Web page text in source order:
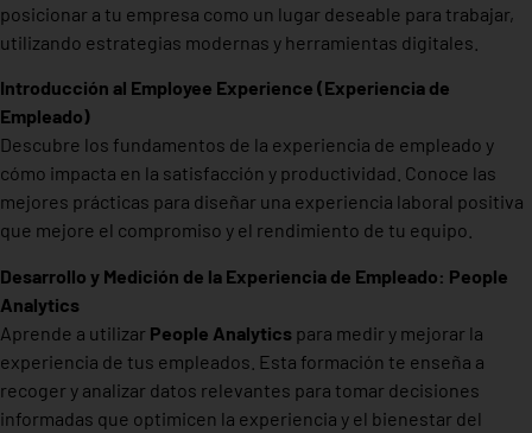
posicionar a tu empresa como un lugar deseable para trabajar,
utilizando estrategias modernas y herramientas digitales.
Introducción al Employee Experience (Experiencia de
Empleado)
Descubre los fundamentos de la experiencia de empleado y
cómo impacta en la satisfacción y productividad. Conoce las
mejores prácticas para diseñar una experiencia laboral positiva
que mejore el compromiso y el rendimiento de tu equipo.
Desarrollo y Medición de la Experiencia de Empleado: People
Analytics
Aprende a utilizar People Analytics para medir y mejorar la
experiencia de tus empleados. Esta formación te enseña a
recoger y analizar datos relevantes para tomar decisiones
informadas que optimicen la experiencia y el bienestar del